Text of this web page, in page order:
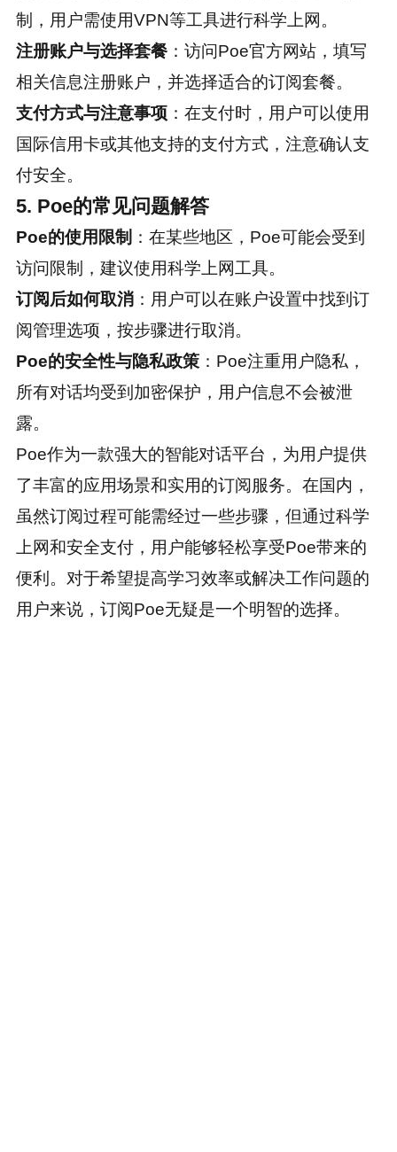
制，用户需使用VPN等工具进行科学上网。
注册账户与选择套餐：访问Poe官方网站，填写
相关信息注册账户，并选择适合的订阅套餐。
支付方式与注意事项：在支付时，用户可以使用
国际信用卡或其他支持的支付方式，注意确认支
付安全。
5. Poe的常见问题解答
Poe的使用限制 ：在某些地区，Poe可能会受到
访问限制，建议使用科学上网工具。
订阅后如何取消：用户可以在账户设置中找到订
阅管理选项，按步骤进行取消。
Poe的安全性与隐私政策：Poe注重用户隐私，
所有对话均受到加密保护，用户信息不会被泄
露。
Poe作为一款强大的智能对话平台，为用户提供
了丰富的应用场景和实用的订阅服务。在国内，
虽然订阅过程可能需经过一些步骤，但通过科学
上网和安全支付，用户能够轻松享受Poe带来的
便利。对于希望提高学习效率或解决工作问题的
用户来说，订阅Poe无疑是一个明智的选择。